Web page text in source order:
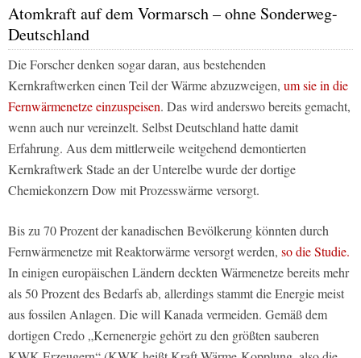
Atomkraft auf dem Vormarsch – ohne Sonderweg-
Deutschland
Die Forscher denken sogar daran, aus bestehenden
Kernkraftwerken einen Teil der Wärme abzuzweigen, um sie in die
Fernwärmenetze einzuspeisen. Das wird anderswo bereits gemacht,
wenn auch nur vereinzelt. Selbst Deutschland hatte damit
Erfahrung. Aus dem mittlerweile weitgehend demontierten
Kernkraftwerk Stade an der Unterelbe wurde der dortige
Chemiekonzern Dow mit Prozesswärme versorgt.
Bis zu 70 Prozent der kanadischen Bevölkerung könnten durch
Fernwärmenetze mit Reaktorwärme versorgt werden, so die Studie.
In einigen europäischen Ländern deckten Wärmenetze bereits mehr
als 50 Prozent des Bedarfs ab, allerdings stammt die Energie meist
aus fossilen Anlagen. Die will Kanada vermeiden. Gemäß dem
dortigen Credo „Kernenergie gehört zu den größten sauberen